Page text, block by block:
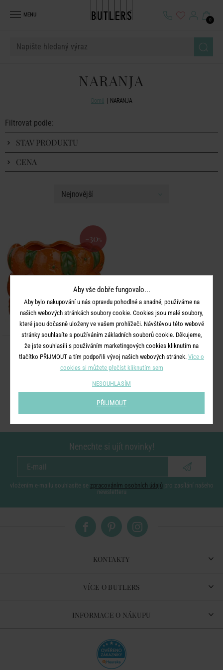
MENU
0
NARANJA
Domů NARANJA
Filtrovat podle:
STAV PRODUKTU
CENA
-30 %
NARANJA
Květináč 18 cm - oranžová
Nenechte si ujít novinky!
vložením e-mailu souhlasíte se zpracováním osobních údajů pro zasílání našeho
newsletteru
KONTAKTY
VÍCE O BUTLERS
INFORMACE O NÁKUPU
Aby vše dobře fungovalo...
Aby bylo nakupování u nás opravdu pohodlné a snadné, používáme na
našich webových stránkách soubory cookie. Cookies jsou malé soubory,
které jsou dočasně uloženy ve vašem prohlížeči. Návštěvou této webové
stránky souhlasíte s používáním základních souborů cookie. Děkujeme,
že jste souhlasili s používáním marketingových cookies kliknutím na
tlačítko PŘIJMOUT a tím podpořili vývoj našich webových stránek. Více o
cookies si můžete přečíst kliknutím sem
NESOUHLASÍM
PŘIJMOUT